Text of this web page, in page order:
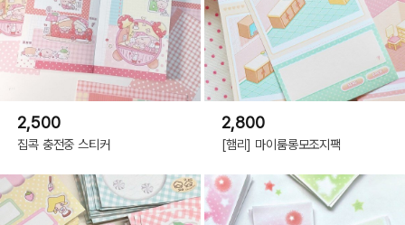
2,500
집콕 충전중 스티커
2,800
[햄리] 마이룸롱모조지팩